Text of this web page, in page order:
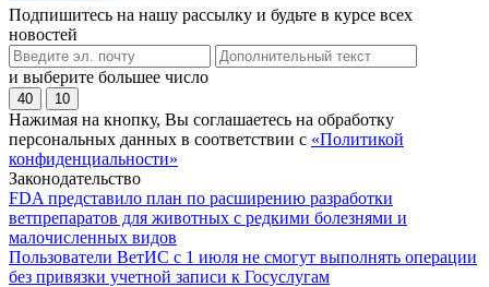
Подпишитесь на нашу рассылку и будьте в курсе всех
новостей
и выберите большее число
40 10
Нажимая на кнопку, Вы соглашаетесь на обработку
персональных данных в соответствии с «Политикой
конфиденциальности»
Законодательство
FDA представило план по расширению разработки
ветпрепаратов для животных с редкими болезнями и
малочисленных видов
Пользователи ВетИС с 1 июля не смогут выполнять операции
без привязки учетной записи к Госуслугам